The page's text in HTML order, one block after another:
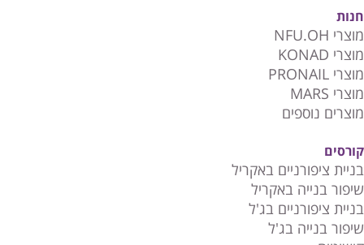
חנות
מוצרי NFU.OH
מוצרי KONAD
מוצרי PRONAIL
מוצרי MARS
מוצרים נוספים
קורסים
בניית ציפורניים באקריל
שיפור בנייה באקריל
בניית ציפורניים בג'ל
שיפור בנייה בג'ל